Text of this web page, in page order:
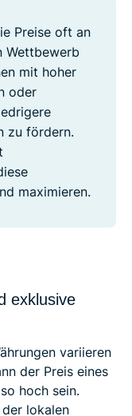
Preise oft an
Wettbewerb
mit hoher
oder
zu fördern.
maximieren.
exklusive
variieren
der Preis eines
hoch sein.
lokalen